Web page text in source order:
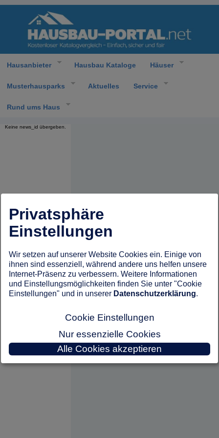
Hausanbieter Hausbau Kataloge Häuser
Musterhausparks Aktuelles Service
Rund ums Haus
Keine news_id übergeben.
Privatsphäre
Einstellungen
Wir setzen auf unserer Website Cookies ein. Einige von
ihnen sind essenziell, während andere uns helfen unsere
Internet-Präsenz zu verbessern. Weitere Informationen
und Einstellungsmöglichkeiten finden Sie unter "Cookie
Einstellungen" und in unserer Datenschutzerklärung.
Cookie Einstellungen
Nur essenzielle Cookies
Alle Cookies akzeptieren